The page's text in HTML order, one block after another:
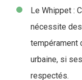
Le Whippet :
nécessite des
tempérament
urbaine, si
respectés.